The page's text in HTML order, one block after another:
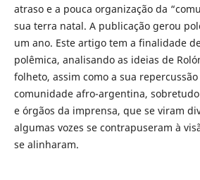
atraso e a pouca organização da
sua terra natal. A publicação gerou
um ano. Este artigo tem a finalidade
polêmica, analisando as ideias de
folheto, assim como a sua
comunidade afro-argentina,
e órgãos da imprensa, que se viram
algumas vozes se contrapuseram à
se alinharam.